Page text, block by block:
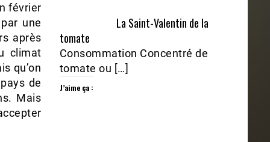
février
une
après
climat
qu’on
de
Mais
La Saint-Valentin de la
tomate
Consommation Concentré de
tomate ou […]
J’aime ça :